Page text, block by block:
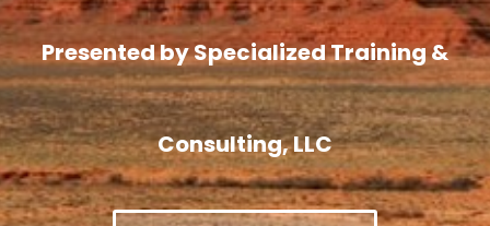
Presented by Specialized Training &
Consulting, LLC